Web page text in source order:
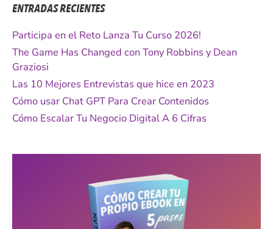
a
r
o
r
:
ENTRADAS RECIENTES
Participa en el Reto Lanza Tu Curso 2026!
The Game Has Changed con Tony Robbins y Dean
Graziosi
Las 10 Mejores Entrevistas que hice en 2023
Cómo usar Chat GPT Para Crear Contenidos
Cómo Escalar Tu Negocio Digital A 6 Cifras